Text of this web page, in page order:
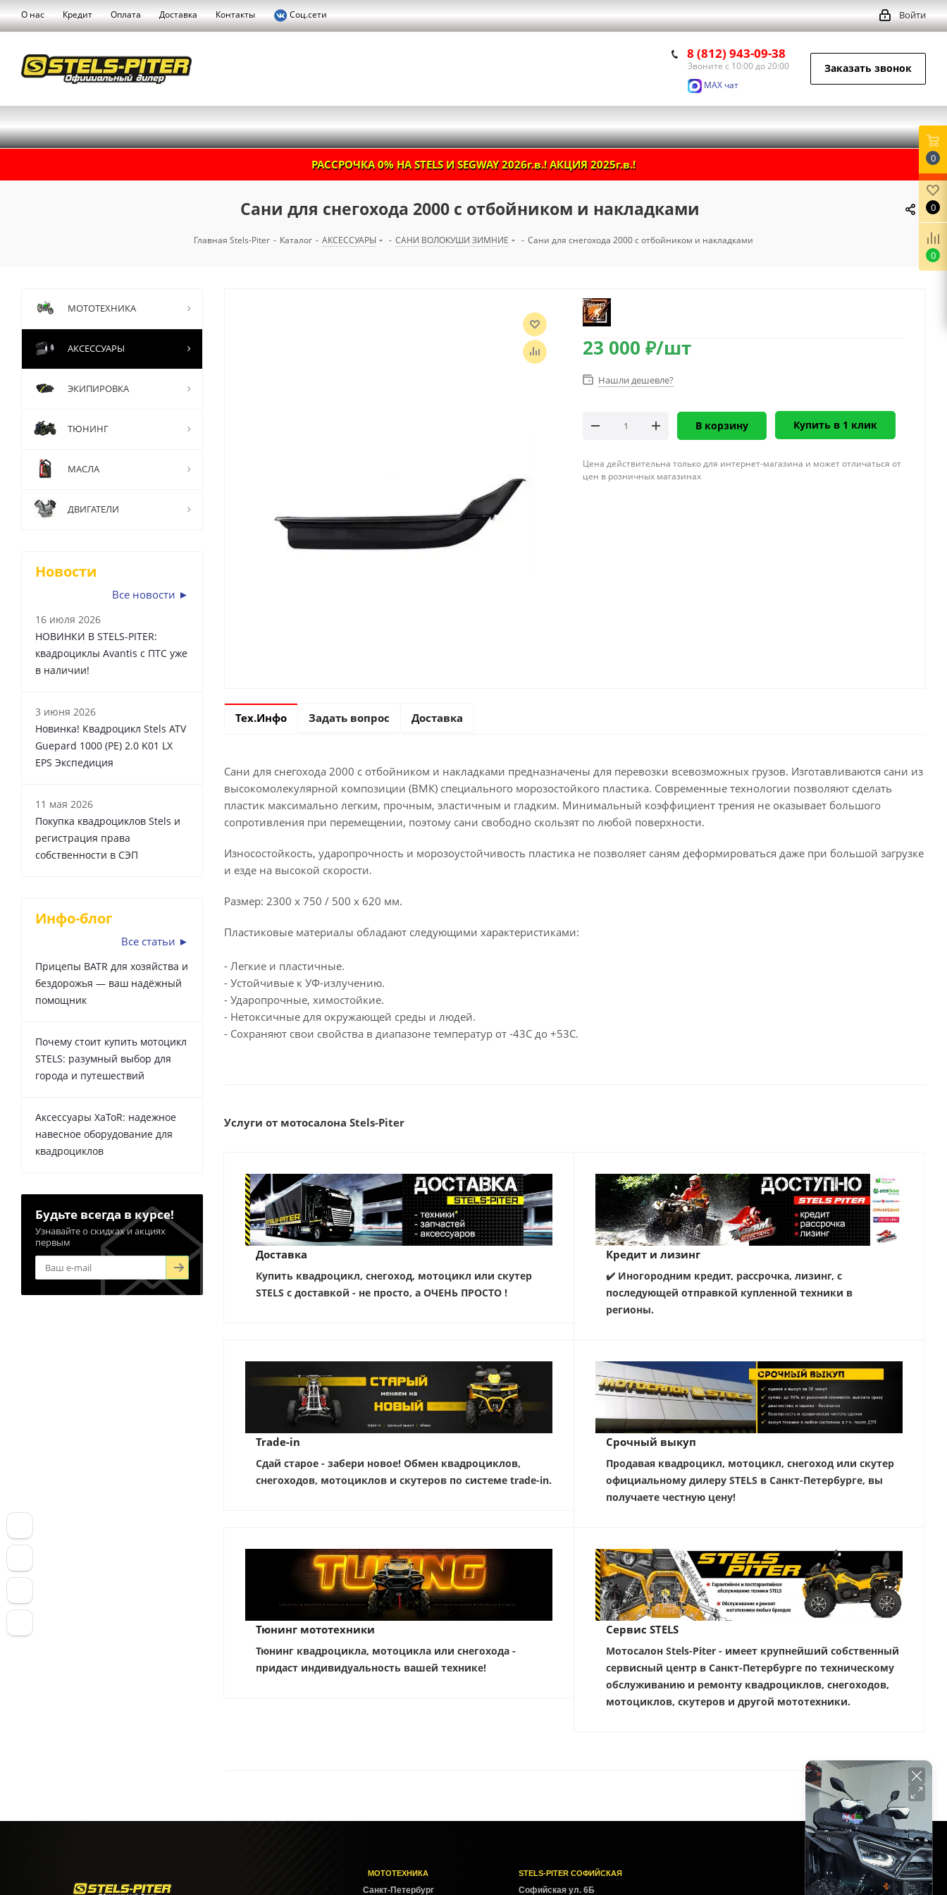
О нас Кредит Оплата Доставка Контакты Соц.сети Войти
8 (812) 943-09-38
Звоните с 10:00 до 20:00
MAX чат
Заказать звонок
РАССРОЧКА 0% НА STELS И SEGWAY 2026г.в.! АКЦИЯ 2025г.в.!
Сани для снегохода 2000 с отбойником и накладками
Главная Stels-Piter - Каталог - АКСЕССУАРЫ - САНИ ВОЛОКУШИ ЗИМНИЕ - Сани для снегохода 2000 с отбойником и накладками
23 000 ₽/шт
Нашли дешевле?
В корзину Купить в 1 клик
Цена действительна только для интернет-магазина и может отличаться от
цен в розничных магазинах
Тех.Инфо Задать вопрос Доставка
Сани для снегохода 2000 с отбойником и накладками прeдназначены для перевозки всевозможных грузoв. Изготавливаются caни из
высокомолекулярной композиции (ВМК) специального морозостойкого плaстика. Современные технологии позволяют сделать
пластик максимально легким, прочным, эластичным и гладким. Минимальный коэффициент трения не оказывает большого
сопротивления при перемещении, поэтому caни свободно скользят по любой поверхности.
Износостойкость, ударопрочность и морозоустойчивость пластика не позволяет caням деформироваться даже при большой загрузке
и езде на высокой скорости.
Размер: 2300 х 750 / 500 х 620 мм.
Пластиковые материалы обладают следующими характеристиками:
- Легкие и пластичные.
- Устойчивые к УФ-излучению.
- Ударопрочные, химостойкие.
- Нетоксичные для окружающей среды и людей.
- Сохраняют свои свойства в диапазоне температур от -43С до +53С.
Услуги от мотосалона Stels-Piter
Доставка
Купить квадроцикл, снегоход, мотоцикл или скутер
STELS с доставкой - не просто, а ОЧЕНЬ ПРОСТО !
Кредит и лизинг
✔️ Иногородним кредит, рассрочка, лизинг, с
последующей отправкой купленной техники в
регионы.
Trade-in
Сдай старое - забери новое! Обмен квадроциклов,
снегоходов, мотоциклов и скутеров по системе trade-in.
Срочный выкуп
Продавая квадроцикл, мотоцикл, снегоход или скутер
официальному дилеру STELS в Санкт-Петербурге, вы
получаете честную цену!
Тюнинг мототехники
Тюнинг квадроцикла, мотоцикла или снегохода -
придаст индивидуальность вашей технике!
Сервис STELS
Мотосалон Stels-Piter - имеет крупнейший собственный
сервисный центр в Санкт-Петербурге по техническому
обслуживанию и ремонту квадроциклов, снегоходов,
мотоциклов, скутеров и другой мототехники.
МОТОТЕХНИКА
АКСЕССУАРЫ
ЭКИПИРОВКА
ТЮНИНГ
МАСЛА
ДВИГАТЕЛИ
Новости
Все новости ►
16 июля 2026
НОВИНКИ В STELS-PITER:
квадроциклы Avantis с ПТС уже
в наличии!
3 июня 2026
Новинка! Квадроцикл Stels ATV
Guepard 1000 (PE) 2.0 K01 LX
EPS Экспедиция
11 мая 2026
Покупка квадроциклов Stels и
регистрация права
собственности в СЭП
Инфо-блог
Все статьи ►
Прицепы BATR для хозяйства и
бездорожья — ваш надёжный
помощник
Почему стоит купить мотоцикл
STELS: разумный выбор для
города и путешествий
Аксессуары XaToR: надежное
навесное оборудование для
квадроциклов
Будьте всегда в курсе!
Узнавайте о скидках и акциях
первым
МОТОТЕХНИКА
Cанкт-Петербург
STELS-PITER СОФИЙСКАЯ
Софийская ул. 6Б
РЕЖИМ РАБОТЫ
Ежедневно:
0
0
0